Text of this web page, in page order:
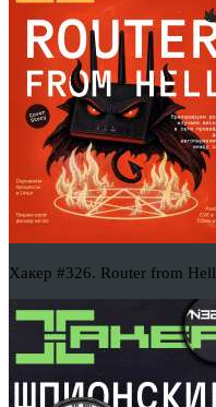
Хакер #326. Router from Hell